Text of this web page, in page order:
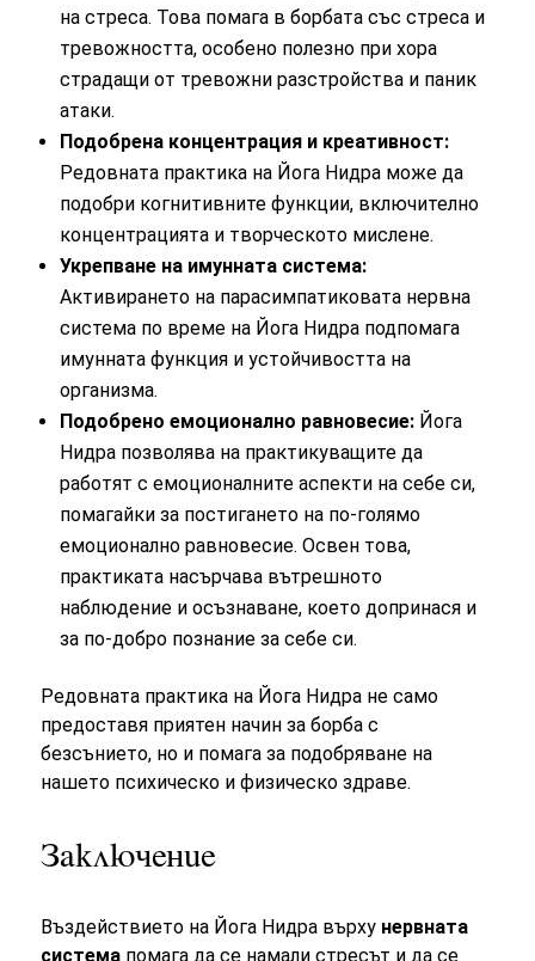
на стреса. Това помага в борбата със стреса и
тревожността, особено полезно при хора
страдащи от тревожни разстройства и паник
атаки.
Подобрена концентрация и креативност:
Редовната практика на Йога Нидра може да
подобри когнитивните функции, включително
концентрацията и творческото мислене.
Укрепване на имунната система:
Активирането на парасимпатиковата нервна
система по време на Йога Нидра подпомага
имунната функция и устойчивостта на
организма.
Подобрено емоционално равновесие: Йога
Нидра позволява на практикуващите да
работят с емоционалните аспекти на себе си,
помагайки за постигането на по-голямо
емоционално равновесие. Освен това,
практиката насърчава вътрешното
наблюдение и осъзнаване, което допринася и
за по-добро познание за себе си.
Редовната практика на Йога Нидра не само
предоставя приятен начин за борба с
безсънието, но и помага за подобряване на
нашето психическо и физическо здраве.
Заключение
Въздействието на Йога Нидра върху нервната
система помага да се намали стресът и да се